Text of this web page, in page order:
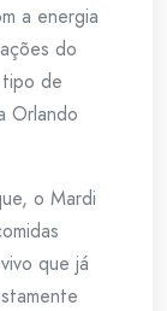
a energia
do
de
Orlando
o Mardi
que já